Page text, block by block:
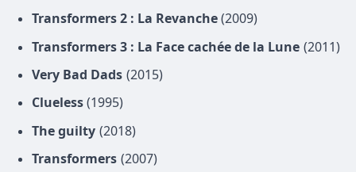
Transformers 2 : La Revanche (2009)
Transformers 3 : La Face cachée de la Lune (2011)
Very Bad Dads (2015)
Clueless (1995)
The guilty (2018)
Transformers (2007)